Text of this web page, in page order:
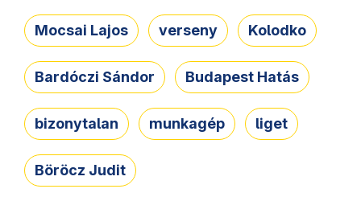
Mocsai Lajos verseny Kolodko
Bardóczi Sándor Budapest Hatás
bizonytalan munkagép liget
Böröcz Judit